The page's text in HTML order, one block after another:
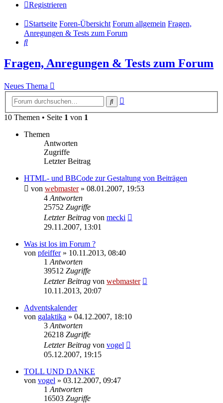
Registrieren
Startseite Foren-Übersicht Forum allgemein Fragen,
Anregungen & Tests zum Forum
Suche
Fragen, Anregungen & Tests zum Forum
Neues Thema
Suche
10 Themen • Seite 1 von 1
Themen
Antworten
Zugriffe
Letzter Beitrag
HTML- und BBCode zur Gestaltung von Beiträgen
von webmaster» 08.01.2007, 19:53
4 Antworten
25752 Zugriffe
Letzter Beitrag von mecki
29.11.2007, 13:01
Was ist los im Forum ?
von pfeiffer» 10.11.2013, 08:40
1 Antworten
39512 Zugriffe
Letzter Beitrag von webmaster
10.11.2013, 20:07
Adventskalender
von galaktika » 04.12.2007, 18:10
3 Antworten
26218 Zugriffe
Letzter Beitrag von vogel
05.12.2007, 19:15
TOLL UND DANKE
von vogel » 03.12.2007, 09:47
1 Antworten
16503 Zugriffe